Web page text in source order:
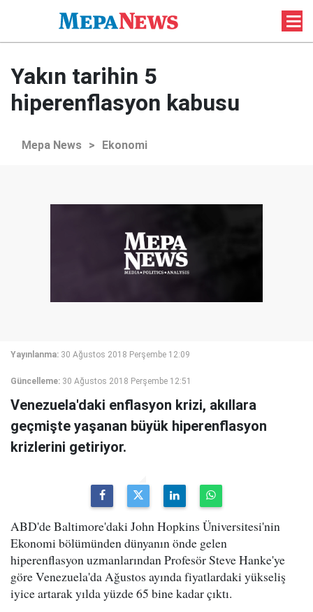
Yakın tarihin 5
hiperenflasyon kabusu
Mepa News > Ekonomi
Yayınlanma: 30 Ağustos 2018 Perşembe 12:09
Güncelleme: 30 Ağustos 2018 Perşembe 12:51
Venezuela'daki enflasyon krizi, akıllara
geçmişte yaşanan büyük hiperenflasyon
krizlerini getiriyor.
ABD'de Baltimore'daki John Hopkins Üniversitesi'nin
Ekonomi bölümünden dünyanın önde gelen
hiperenflasyon uzmanlarından Profesör Steve Hanke'ye
göre Venezuela'da Ağustos ayında fiyatlardaki yükseliş
iyice artarak yılda yüzde 65 bine kadar çıktı.